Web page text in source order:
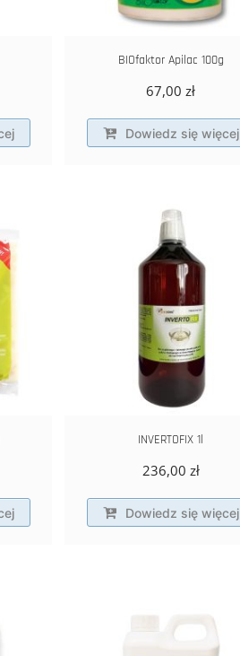
BIOfaktor Apilac 100g
67,00zł
Dowiedz się więcej
INVERTOFIX 1l
236,00 zł
Dowiedz się więcej